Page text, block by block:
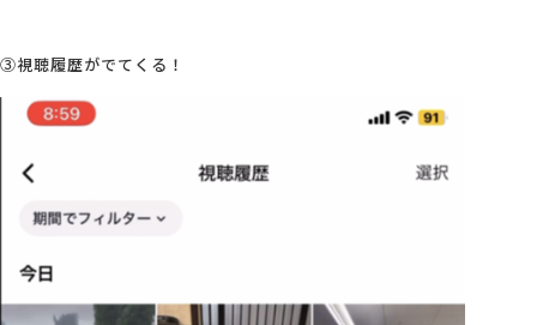
③視聴履歴がでてくる！